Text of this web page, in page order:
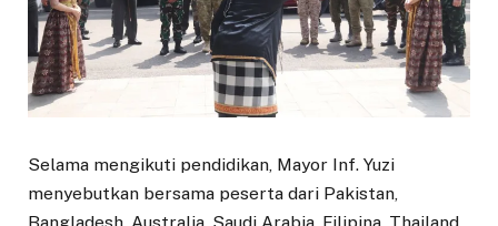
Selama mengikuti pendidikan, Mayor Inf. Yuzi
menyebutkan bersama peserta dari Pakistan,